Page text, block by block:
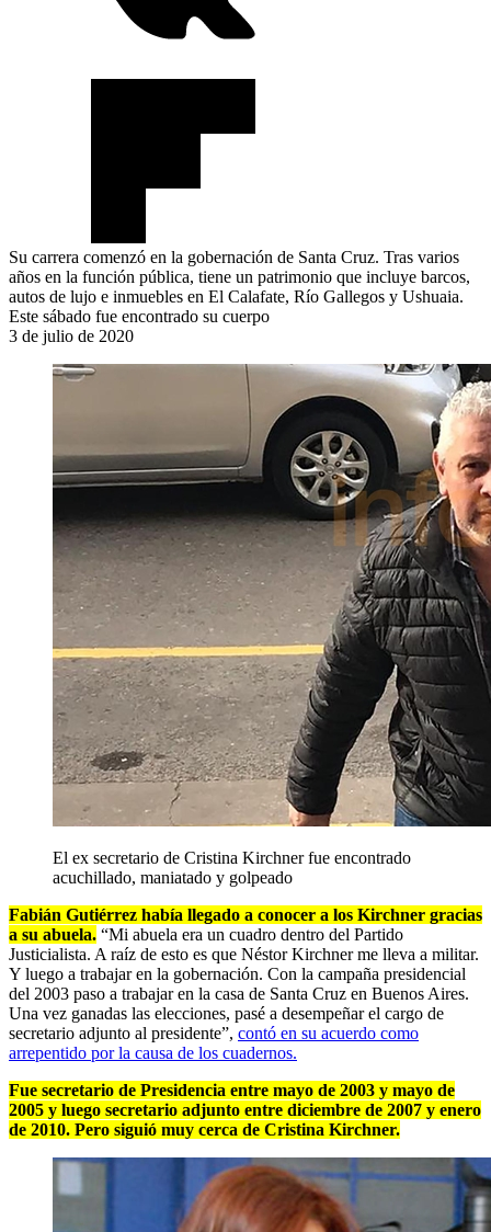
Su carrera comenzó en la gobernación de Santa Cruz. Tras varios
años en la función pública, tiene un patrimonio que incluye barcos,
autos de lujo e inmuebles en El Calafate, Río Gallegos y Ushuaia.
Este sábado fue encontrado su cuerpo
3 de julio de 2020
El ex secretario de Cristina Kirchner fue encontrado
acuchillado, maniatado y golpeado
Fabián Gutiérrez había llegado a conocer a los Kirchner gracias
a su abuela. “Mi abuela era un cuadro dentro del Partido
Justicialista. A raíz de esto es que Néstor Kirchner me lleva a militar.
Y luego a trabajar en la gobernación. Con la campaña presidencial
del 2003 paso a trabajar en la casa de Santa Cruz en Buenos Aires.
Una vez ganadas las elecciones, pasé a desempeñar el cargo de
secretario adjunto al presidente”, contó en su acuerdo como
arrepentido por la causa de los cuadernos.
Fue secretario de Presidencia entre mayo de 2003 y mayo de
2005 y luego secretario adjunto entre diciembre de 2007 y enero
de 2010. Pero siguió muy cerca de Cristina Kirchner.